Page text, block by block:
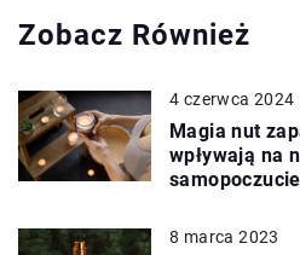
Zobacz Również
4 czerwca 2024
Magia nut
wpływają na
samopoczucie
8 marca 2023